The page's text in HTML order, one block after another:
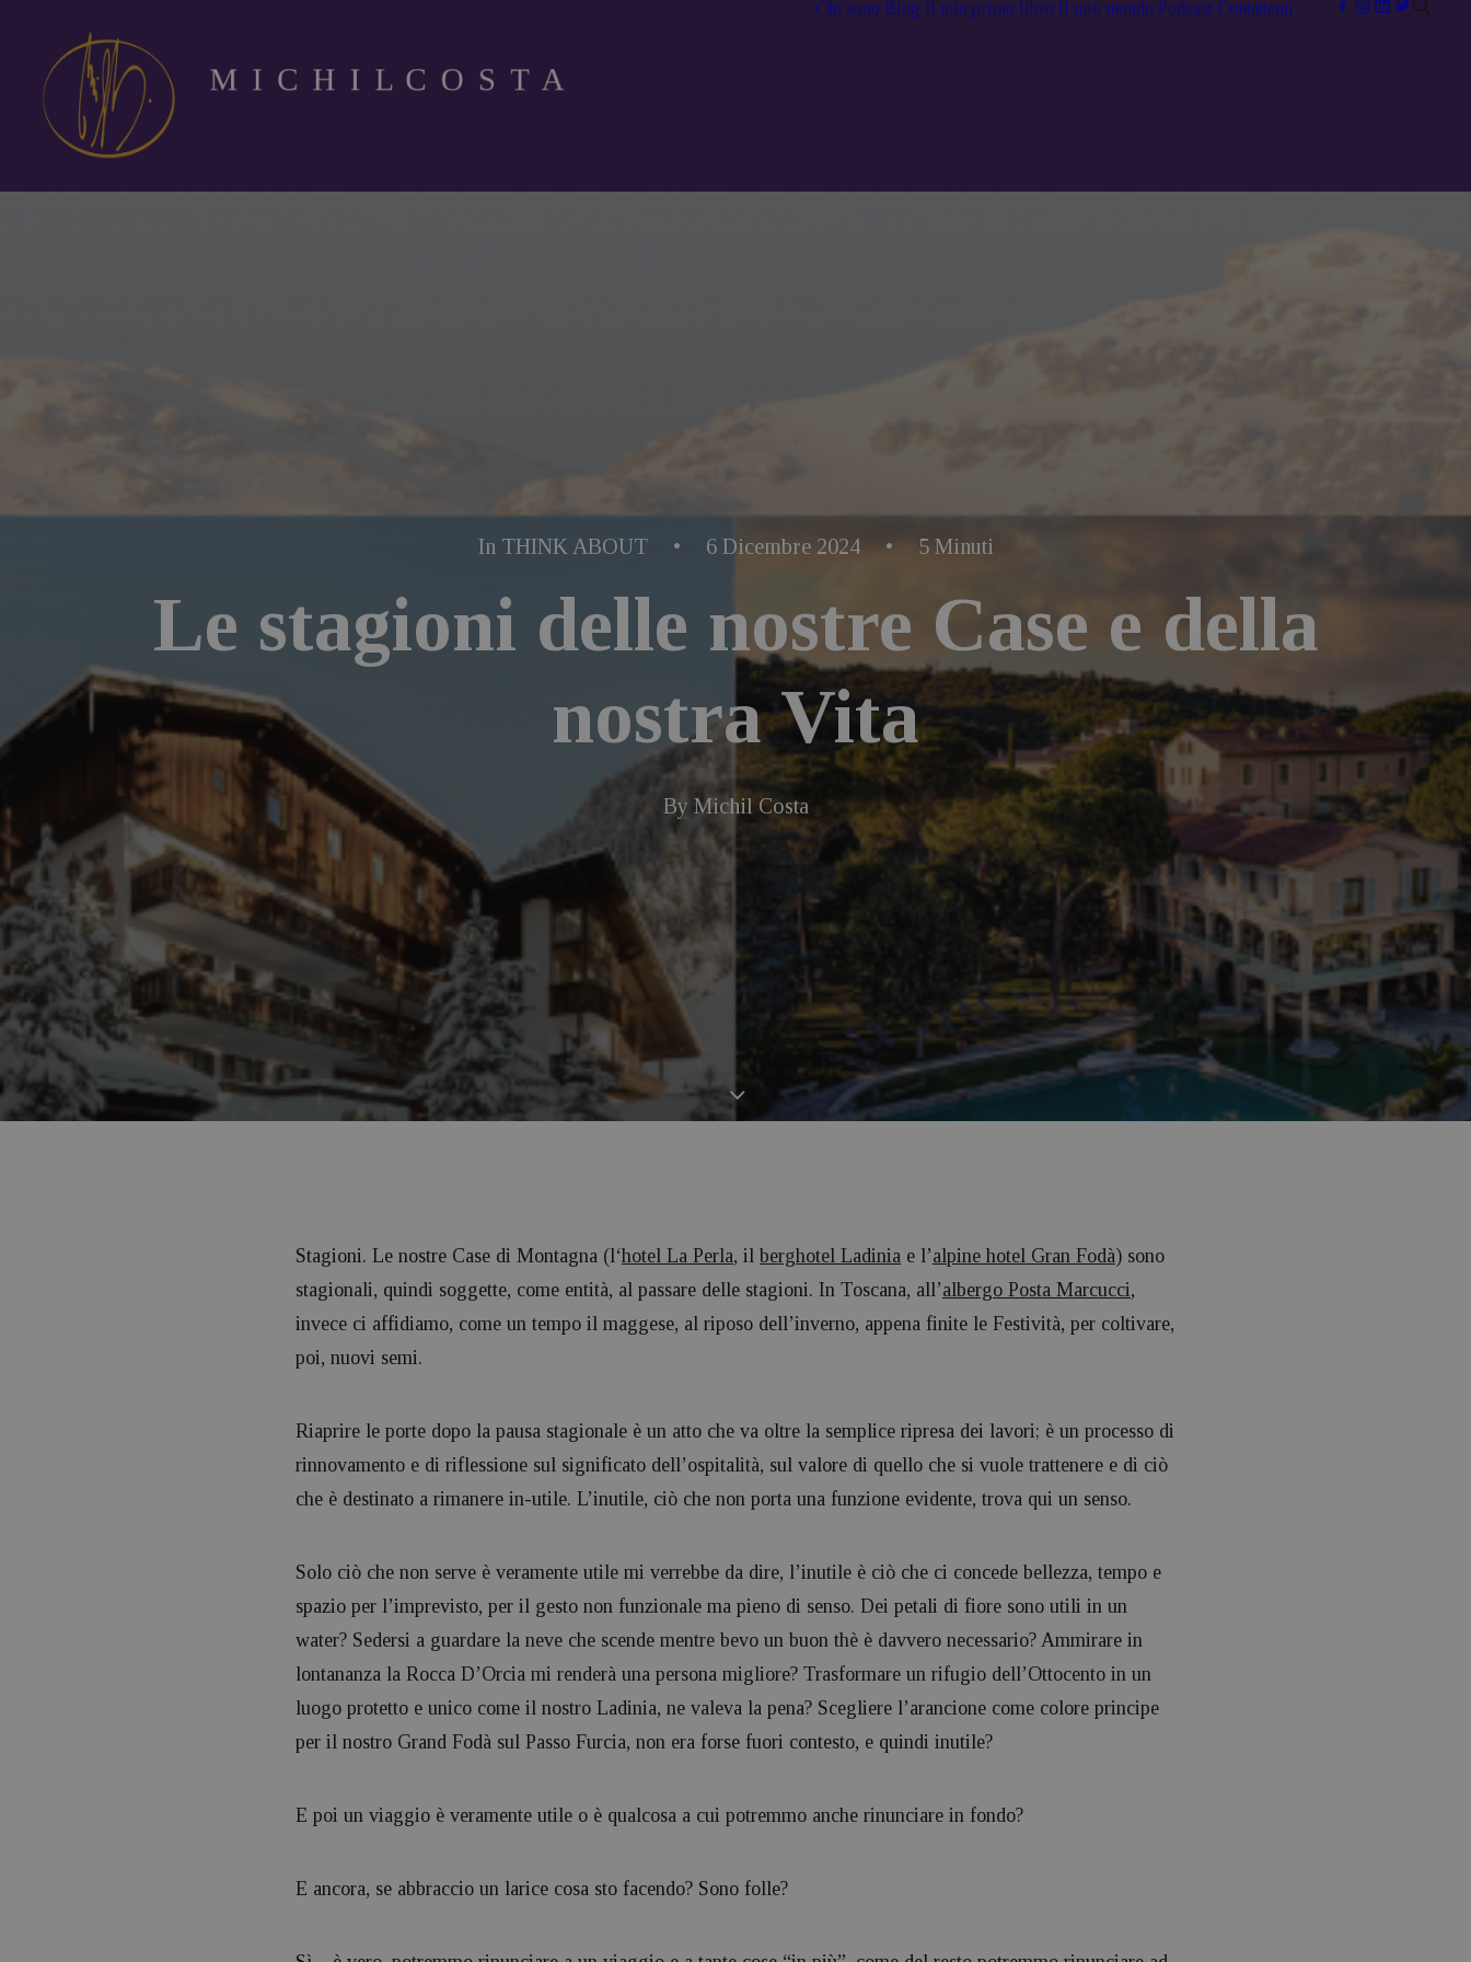
Chi sono Blog Il mio primo libro Il mio mondo Podcast Contattami
In THINK ABOUT • 6 Dicembre 2024 • 5 Minuti
Le stagioni delle nostre Case e della
nostra Vita
By Michil Costa
Stagioni. Le nostre Case di Montagna (l‘hotel La Perla, il berghotel Ladinia e l’alpine hotel Gran Fodà) sono
stagionali, quindi soggette, come entità, al passare delle stagioni. In Toscana, all’albergo Posta Marcucci,
invece ci affidiamo, come un tempo il maggese, al riposo dell’inverno, appena finite le Festività, per coltivare,
poi, nuovi semi.
Riaprire le porte dopo la pausa stagionale è un atto che va oltre la semplice ripresa dei lavori; è un processo di
rinnovamento e di riflessione sul significato dell’ospitalità, sul valore di quello che si vuole trattenere e di ciò
che è destinato a rimanere in-utile. L’inutile, ciò che non porta una funzione evidente, trova qui un senso.
Solo ciò che non serve è veramente utile mi verrebbe da dire, l’inutile è ciò che ci concede bellezza, tempo e
spazio per l’imprevisto, per il gesto non funzionale ma pieno di senso. Dei petali di fiore sono utili in un
water? Sedersi a guardare la neve che scende mentre bevo un buon thè è davvero necessario? Ammirare in
lontananza la Rocca D’Orcia mi renderà una persona migliore? Trasformare un rifugio dell’Ottocento in un
luogo protetto e unico come il nostro Ladinia, ne valeva la pena? Scegliere l’arancione come colore principe
per il nostro Grand Fodà sul Passo Furcia, non era forse fuori contesto, e quindi inutile?
E poi un viaggio è veramente utile o è qualcosa a cui potremmo anche rinunciare in fondo?
E ancora, se abbraccio un larice cosa sto facendo? Sono folle?